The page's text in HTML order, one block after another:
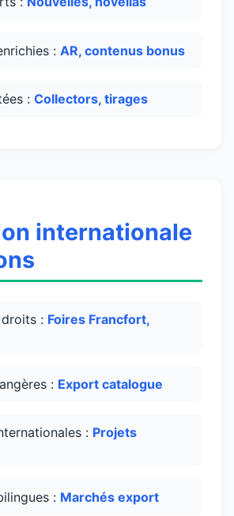
: AR, contenus bonus
: Collectors, tirages
internationale
: Foires Francfort,
: Export catalogue
: Projets
: Marchés export